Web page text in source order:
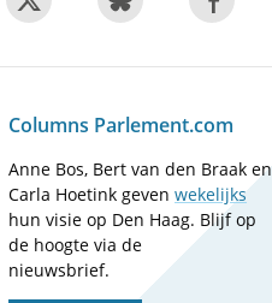
Columns Parlement.com
Anne Bos, Bert van den Braak en
Carla Hoetink gevenwekelijks
hun visie op Den Haag. Blijf op
de hoogte via de
nieuwsbrief.